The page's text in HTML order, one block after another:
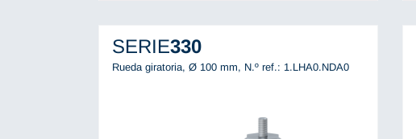
SERIE330
Rueda giratoria, Ø 100 mm, N.º ref.: 1.LHA0.NDA0